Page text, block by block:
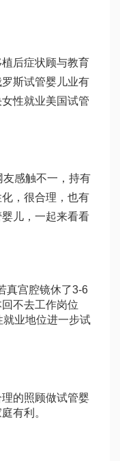
后症状顾与教育
罗斯试管婴儿业有
性就业美国试管
感触不一，持有
，很合理，也有
儿 ，一起来看看
真宫腔镜休了3-6
不去工作岗位
就业地位进一步试
的照顾做试管婴
有利。